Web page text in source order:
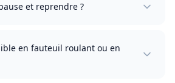
et reprendre ?
en fauteuil roulant ou en